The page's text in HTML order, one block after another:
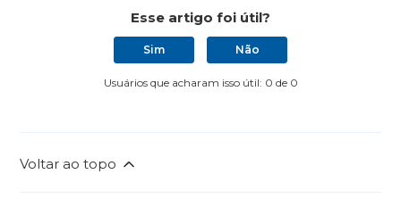
Esse artigo foi útil?
Sim Não
Usuários que acharam isso útil: 0 de 0
Voltar ao topo